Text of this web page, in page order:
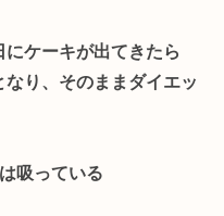
にケーキが出てきたら
なり、そのままダイエッ
吸っている